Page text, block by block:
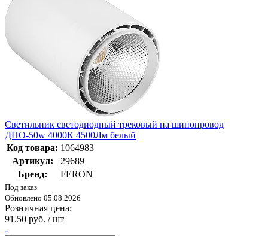
Светильник светодиодный трековый на шинопровод
ДПО-50w 4000К 4500Лм белый
Код товара: 1064983
Артикул:
29689
Бренд:
FERON
Под заказ
Обновлено 05.08.2026
Розничная цена:
91.50 руб. / шт
-